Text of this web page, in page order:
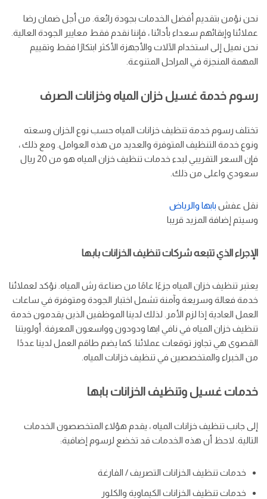
نحن نؤمن بتقديم أفضل الخدمات بجودة رائعة. من أجل ضمان رضا
عملائنا وإبقائهم سعداء بأدائنا ، فإننا نقدم فقط معايير الجودة العالية.
نحن نميل إلى استخدام الآلات والأجهزة الأكثر ابتكارًا فقط وتقييم
المهمة المنجزة في المراحل المتنوعة.
رسوم خدمة غسيل خزان المياه وخزانات الصرف
تختلف رسوم خدمة تنظيف خزانات المياه حسب نوع الخزان وسعته
ونوع خدمة التنظيف المتوفرة والعديد من هذه العوامل. ومع ذلك ،
فإن السعر التقريبي لبدء خدمات تنظيف خزان المياه هو من 20 ريال
سعودي واعلى من ذلك.
نقل عفش بابها والرياض
وسيتم إضافة المزيد قريبا
الإجراء الذي تتبعه شركات تنظيف الخزانات بابها
يعتبر تنظيف خزان المياه جزءًا عامًا من صناعة رش المياه. نؤكد لعملائنا
خدمة فعالة وسريعة وآمنة تشمل اختبار الجودة ومتوفرة في ساعات
العمل العادية إذا لزم الأمر. لذلك لدينا الموظفين الذين يقدمون خدمة
تنظيف خزان المياه في نافي ابها ودودون وواسعون المعرفة. أولويتنا
القصوى هي تجاوز توقعات عملائنا. كما يضم طاقم العمل لدينا عددًا
من الخبراء والمتخصصين في تنظيف خزانات المياه.
خدمات غسيل وتنظيف الخزانات بابها
إلى جانب تنظيف خزانات المياه ، يقدم هؤلاء المتخصصون الخدمات
التالية. لاحظ أن هذه الخدمات قد تخضع لرسوم إضافية:
خدمات تنظيف الخزانات التصريف / الفارغة
خدمات تنظيف الخزانات الكيماوية والكلور